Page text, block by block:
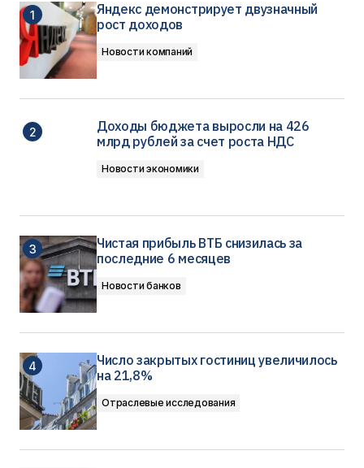
Яндекс демонстрирует двузначный
рост доходов
Новости компаний
Доходы бюджета выросли на 426
млрд рублей за счет роста НДС
Новости экономики
Чистая прибыль ВТБ снизилась за
последние 6 месяцев
Новости банков
Число закрытых гостиниц увеличилось
на 21,8%
Отраслевые исследования